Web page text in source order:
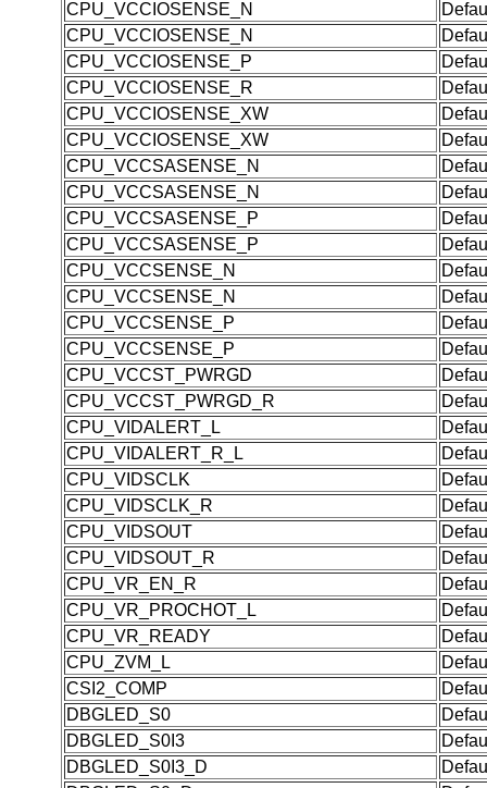
CPU_VCCIOSENSE_N
CPU_VCCIOSENSE_N
CPU_VCCIOSENSE_P
CPU_VCCIOSENSE_R
CPU_VCCIOSENSE_XW
CPU_VCCIOSENSE_XW
CPU_VCCSASENSE_N
CPU_VCCSASENSE_N
CPU_VCCSASENSE_P
CPU_VCCSASENSE_P
CPU_VCCSENSE_N
CPU_VCCSENSE_N
CPU_VCCSENSE_P
CPU_VCCSENSE_P
CPU_VCCST_PWRGD
CPU_VCCST_PWRGD_R
CPU_VIDALERT_L
CPU_VIDALERT_R_L
CPU_VIDSCLK
CPU_VIDSCLK_R
CPU_VIDSOUT
CPU_VIDSOUT_R
CPU_VR_EN_R
CPU_VR_PROCHOT_L
CPU_VR_READY
CPU_ZVM_L
CSI2_COMP
DBGLED_S0
DBGLED_S0I3
DBGLED_S0I3_D